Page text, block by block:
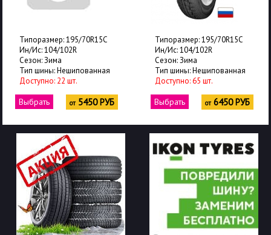
Типоразмер: 195/70R15C
Ин/Ис: 104/102R
Сезон: Зима
Тип шины: Нешипованная
Доступно: 65 шт.
Выбрать от6450 РУБ
Типоразмер: 195/70R15C
Ин/Ис: 104/102R
Сезон: Зима
Тип шины: Нешипованная
Доступно: 2 шт.
Выбрать от8450 РУБ